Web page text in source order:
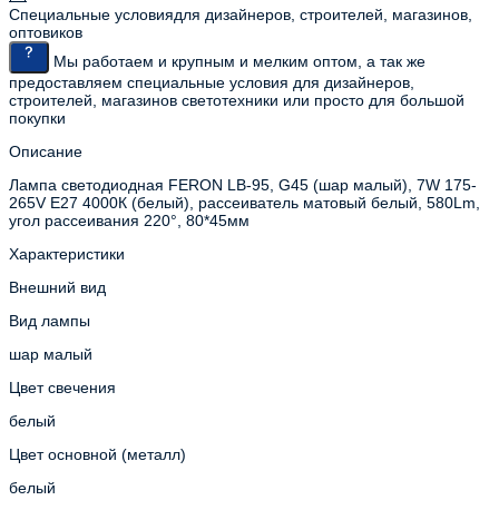
Специальные условиядля дизайнеров, строителей, магазинов,
оптовиков
Мы работаем и крупным и мелким оптом, а так же
предоставляем специальные условия для дизайнеров,
строителей, магазинов светотехники или просто для большой
покупки
Описание
Лампа светодиодная FERON LB-95, G45 (шар малый), 7W 175-
265V E27 4000К (белый), рассеиватель матовый белый, 580Lm,
угол рассеивания 220°, 80*45мм
Характеристики
Внешний вид
Вид лампы
шар малый
Цвет свечения
белый
Цвет основной (металл)
белый